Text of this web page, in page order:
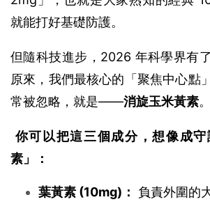
就能打好基礎防護。
但隨科技進步，2026 年科學界有
原來，我們最核心的「聚焦中心點
常被忽略，就是——消旋玉米黃素。
你可以把這三個成分，想像成
素」：
葉黃素 (10mg)： 負責外圍的